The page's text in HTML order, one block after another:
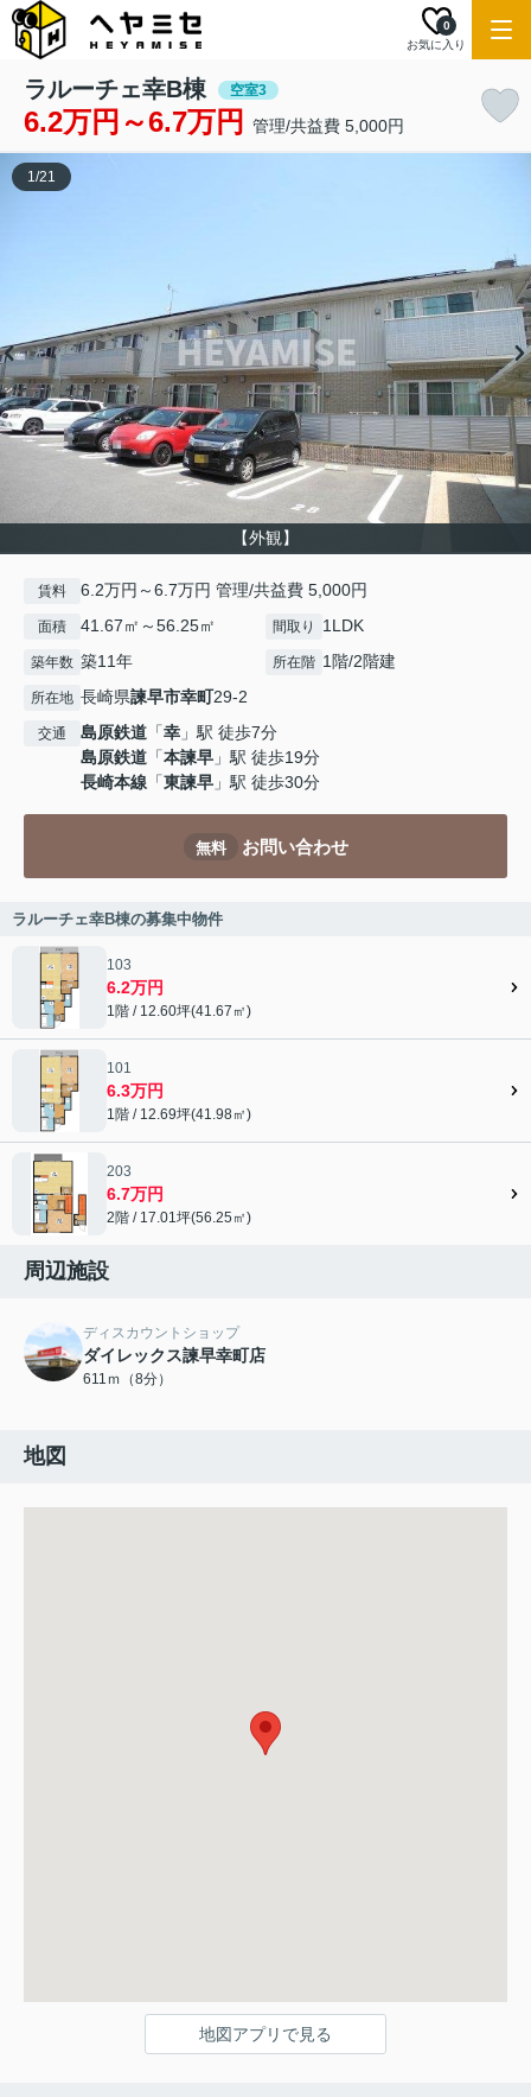
お気に入り
0
ラルーチェ幸B棟 空室3
6.2万円～6.7万円 管理/共益費 5,000円
【外観】
1/21
賃料 6.2万円～6.7万円 管理/共益費 5,000円
面積 41.67㎡～56.25㎡ 間取り 1LDK
築年数 築11年 所在階 1階/2階建
所在地 長崎県諫早市幸町29-2
交通 島原鉄道 「幸 」駅 徒歩7分
島原鉄道 「本諫早 」駅 徒歩19分
長崎本線 「東諫早 」駅 徒歩30分
無料 お問い合わせ
ラルーチェ幸B棟の募集中物件
103
6.2万円
1階 / 12.60坪(41.67㎡)
101
6.3万円
1階 / 12.69坪(41.98㎡)
203
6.7万円
2階 / 17.01坪(56.25㎡)
周辺施設
ディスカウントショップ
ダイレックス諫早幸町店
611ｍ（8分）
地図
地図アプリで見る